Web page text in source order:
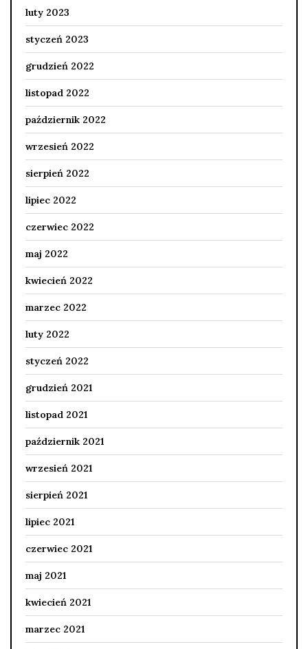
luty 2023
styczeń 2023
grudzień 2022
listopad 2022
październik 2022
wrzesień 2022
sierpień 2022
lipiec 2022
czerwiec 2022
maj 2022
kwiecień 2022
marzec 2022
luty 2022
styczeń 2022
grudzień 2021
listopad 2021
październik 2021
wrzesień 2021
sierpień 2021
lipiec 2021
czerwiec 2021
maj 2021
kwiecień 2021
marzec 2021